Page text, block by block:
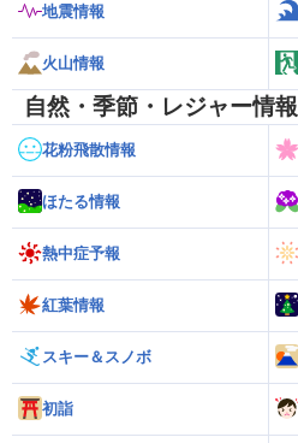
地震情報
火山情報
自然・季節・レジャー情報
花粉飛散情報
ほたる情報
熱中症予報
紅葉情報
スキー＆スノボ
初詣